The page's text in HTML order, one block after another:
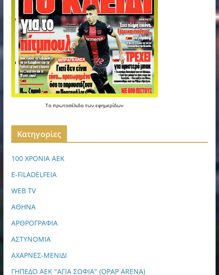
Ταπρωτοσέλιδατωνεφημερίδων
Kατηγορίες
100 ΧΡΟΝΙΑ ΑΕΚ
E-FILADELFEIA
WEB TV
ΑΘΗΝΑ
ΑΡΘΡΟΓΡΑΦΙΑ
ΑΣΤΥΝΟΜΙΑ
ΑΧΑΡΝΕΣ-ΜΕΝΙΔΙ
ΓΗΠΕΔΟ ΑΕΚ "ΑΓΙΑ ΣΟΦΙΑ" (OPAP ARENA)